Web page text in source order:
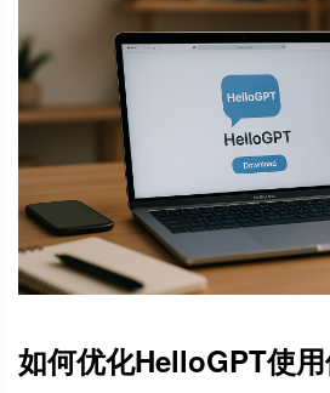
如何优化HelloGPT使